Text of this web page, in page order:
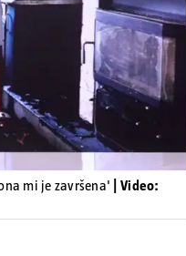
mi je završena'
| Video: